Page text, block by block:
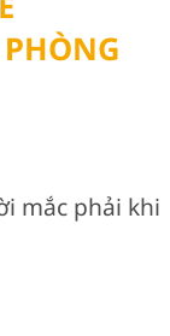
mắc phải khi